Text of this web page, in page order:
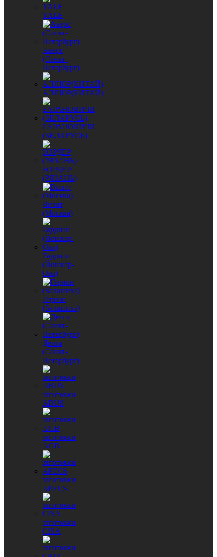
YALE
Аверс
(Санкт-
Петербург)
АЛЛЮР(КИТАЙ)
БАРАНОВИЧИ
(БЕЛАРУСЬ)
БОРДЕР
(РЯЗАНЬ)
Визит
(Москва)
Гардиан
(Йошкар-
Ола)
Герион
(Балашиха)
Делга
(Санкт-
Петербург)
заготовки
ABUS
заготовки
AGB
заготовки
APECS
заготовки
CISA